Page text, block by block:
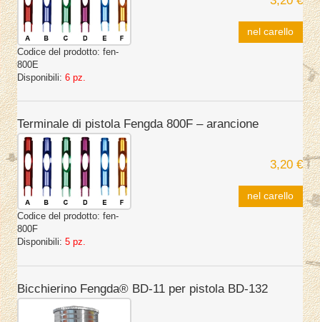
Codice del prodotto: fen-
800E
Disponibili: 6 pz.
nel carello
Terminale di pistola Fengda 800F – arancione
Codice del prodotto: fen-
800F
Disponibili: 5 pz.
3,20 €
nel carello
Bicchierino Fengda® BD-11 per pistola BD-132